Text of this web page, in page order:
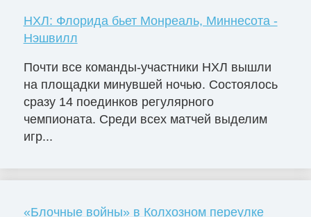
НХЛ: Флорида бьет Монреаль, Миннесота -
Нэшвилл
Почти все команды-участники НХЛ вышли
на площадки минувшей ночью. Состоялось
сразу 14 поединков регулярного
чемпионата. Среди всех матчей выделим
игр...
«Блочные войны» в Колхозном переулке